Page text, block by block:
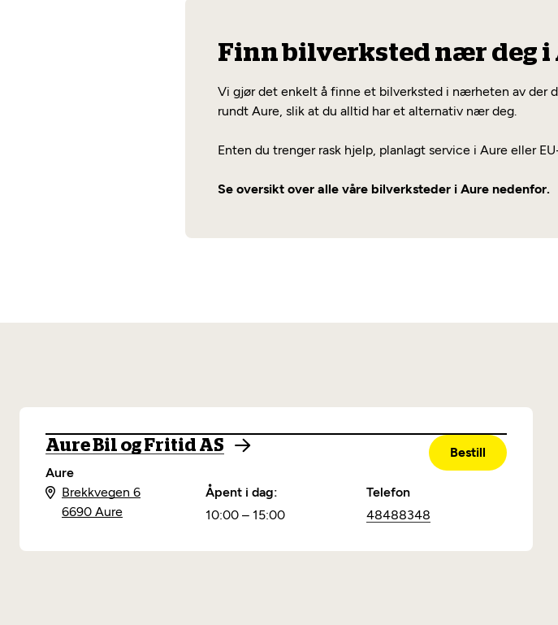
Finn bilverksted nær deg i
Vi gjør det enkelt å finne et bilverksted i nærheten av der
rundt Aure, slik at du alltid har et alternativ nær deg.
Enten du trenger rask hjelp, planlagt service i Aure eller
Se oversikt over alle våre bilverksteder i Aure nedenfor.
Aure Bil og Fritid AS
Aure
Bestill
Brekkvegen 6
6690 Aure
Åpent i dag:
10:00 – 15:00
Telefon
48488348